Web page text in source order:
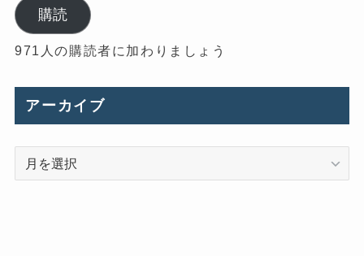
ル
ア
ド
ス
購読
971人の購読者に加わりましょう
アーカイブ